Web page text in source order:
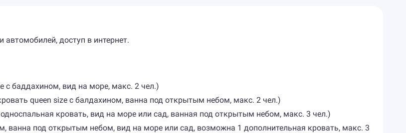
доступ в интернет.
с баддахином, вид на море, макс. 2 чел.)
queen size с балдахином, ванна под открытым небом, макс. 2 чел.)
кровать, вид на море или сад, ванная под открытым небом, макс. 3 чел.)
ванна под открытым небом, вид на море или сад, возможна 1 дополнительная кровать, макс. 3